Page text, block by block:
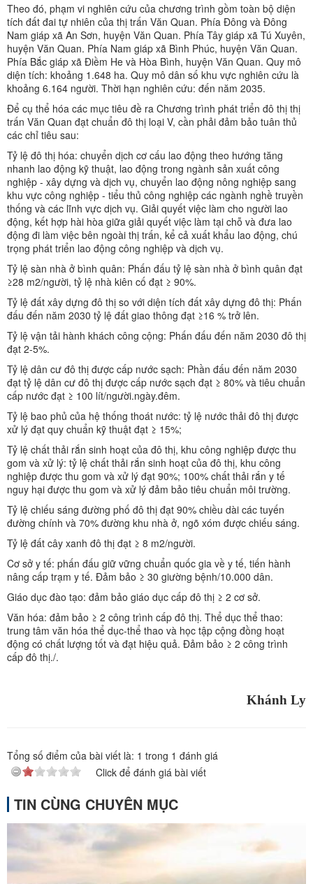
Theo đó, phạm vi nghiên cứu của chương trình gồm toàn bộ diện
tích đất đai tự nhiên của thị trấn Văn Quan. Phía Đông và Đông
Nam giáp xã An Sơn, huyện Văn Quan. Phía Tây giáp xã Tú Xuyên,
huyện Văn Quan. Phía Nam giáp xã Bình Phúc, huyện Văn Quan.
Phía Bắc giáp xã Điềm He và Hòa Bình, huyện Văn Quan. Quy mô
diện tích: khoảng 1.648 ha. Quy mô dân số khu vực nghiên cứu là
khoảng 6.164 người. Thời hạn nghiên cứu: đến năm 2035.
Để cụ thể hóa các mục tiêu đề ra Chương trình phát triển đô thị thị
trấn Văn Quan đạt chuẩn đô thị loại V, cần phải đảm bảo tuân thủ
các chỉ tiêu sau:
Tỷ lệ đô thị hóa: chuyển dịch cơ cấu lao động theo hướng tăng
nhanh lao động kỹ thuật, lao động trong ngành sản xuất công
nghiệp - xây dựng và dịch vụ, chuyển lao động nông nghiệp sang
khu vực công nghiệp - tiểu thủ công nghiệp các ngành nghề truyền
thống và các lĩnh vực dịch vụ. Giải quyết việc làm cho người lao
động, kết hợp hài hòa giữa giải quyết việc làm tại chỗ và đưa lao
động đi làm việc bên ngoài thị trấn, kể cả xuất khẩu lao động, chú
trọng phát triển lao động công nghiệp và dịch vụ.
Tỷ lệ sàn nhà ở bình quân: Phấn đấu tỷ lệ sàn nhà ở bình quân đạt
≥28 m2/người, tỷ lệ nhà kiên cố đạt ≥ 90%.
Tỷ lệ đất xây dựng đô thị so với diện tích đất xây dựng đô thị: Phấn
đấu đến năm 2030 tỷ lệ đất giao thông đạt ≥16 % trở lên.
Tỷ lệ vận tải hành khách công cộng: Phấn đấu đến năm 2030 đô thị
đạt 2-5%.
Tỷ lệ dân cư đô thị được cấp nước sạch: Phần đấu đến năm 2030
đạt tỷ lệ dân cư đô thị được cấp nước sạch đạt ≥ 80% và tiêu chuẩn
cấp nước đạt ≥ 100 lít/người.ngày.đêm.
Tỷ lệ bao phủ của hệ thống thoát nước: tỷ lệ nước thải đô thị được
xử lý đạt quy chuẩn kỹ thuật đạt ≥ 15%;
Tỷ lệ chất thải rắn sinh hoạt của đô thị, khu công nghiệp được thu
gom và xử lý: tỷ lệ chất thải rắn sinh hoạt của đô thị, khu công
nghiệp được thu gom và xử lý đạt 90%; 100% chất thải rắn y tế
nguy hại được thu gom và xử lý đảm bảo tiêu chuẩn môi trường.
Tỷ lệ chiếu sáng đường phố đô thị đạt 90% chiều dài các tuyến
đường chính và 70% đường khu nhà ở, ngõ xóm được chiếu sáng.
Tỷ lệ đất cây xanh đô thị đạt ≥ 8 m2/người.
Cơ sở y tế: phấn đấu giữ vững chuẩn quốc gia về y tế, tiến hành
nâng cấp trạm y tế. Đảm bảo ≥ 30 giường bệnh/10.000 dân.
Giáo dục đào tạo: đảm bảo giáo dục cấp đô thị ≥ 2 cơ sở.
Văn hóa: đảm bảo ≥ 2 công trình cấp đô thị. Thể dục thể thao:
trung tâm văn hóa thể dục-thể thao và học tập cộng đồng hoạt
động có chất lượng tốt và đạt hiệu quả. Đảm bảo ≥ 2 công trình
cấp đô thị./.
Khánh Ly
Tổng số điểm của bài viết là: 1 trong 1 đánh giá
Click để đánh giá bài viết
TIN CÙNG CHUYÊN MỤC